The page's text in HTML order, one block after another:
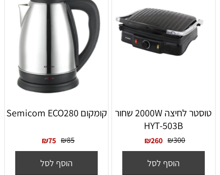
טוסטר לחיצה 2000W שחור
HYT-503B
₪300
₪260
הוסף לסל
‏קומקום Semicom ECO280
₪85
₪75
הוסף לסל